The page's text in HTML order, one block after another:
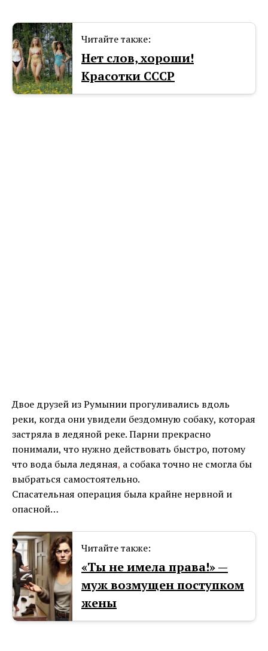
Читайте также:
Нет слов, хороши!
Красотки СССР
Двое друзей из Румынии прогуливались вдоль
реки, когда они увидели бездомную собаку, которая
застряла в ледяной реке. Парни прекрасно
понимали, что нужно действовать быстро, потому
что вода была ледяная, а собака точно не смогла бы
выбраться самостоятельно.
Спасательная операция была крайне нервной и
опасной…
Читайте также:
«Ты не имела права!» —
муж возмущен поступком
жены